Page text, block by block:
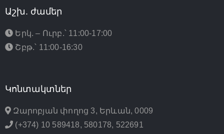
Աշխ. ժամեր
Երկ. – Ուրբ.՝ 11:00-17:00
Շբթ.՝ 11:00-16:30
Կոնտակտներ
Զարոբյան փողոց 3, Երևան, 0009
(+374) 10 589418, 580178, 522691